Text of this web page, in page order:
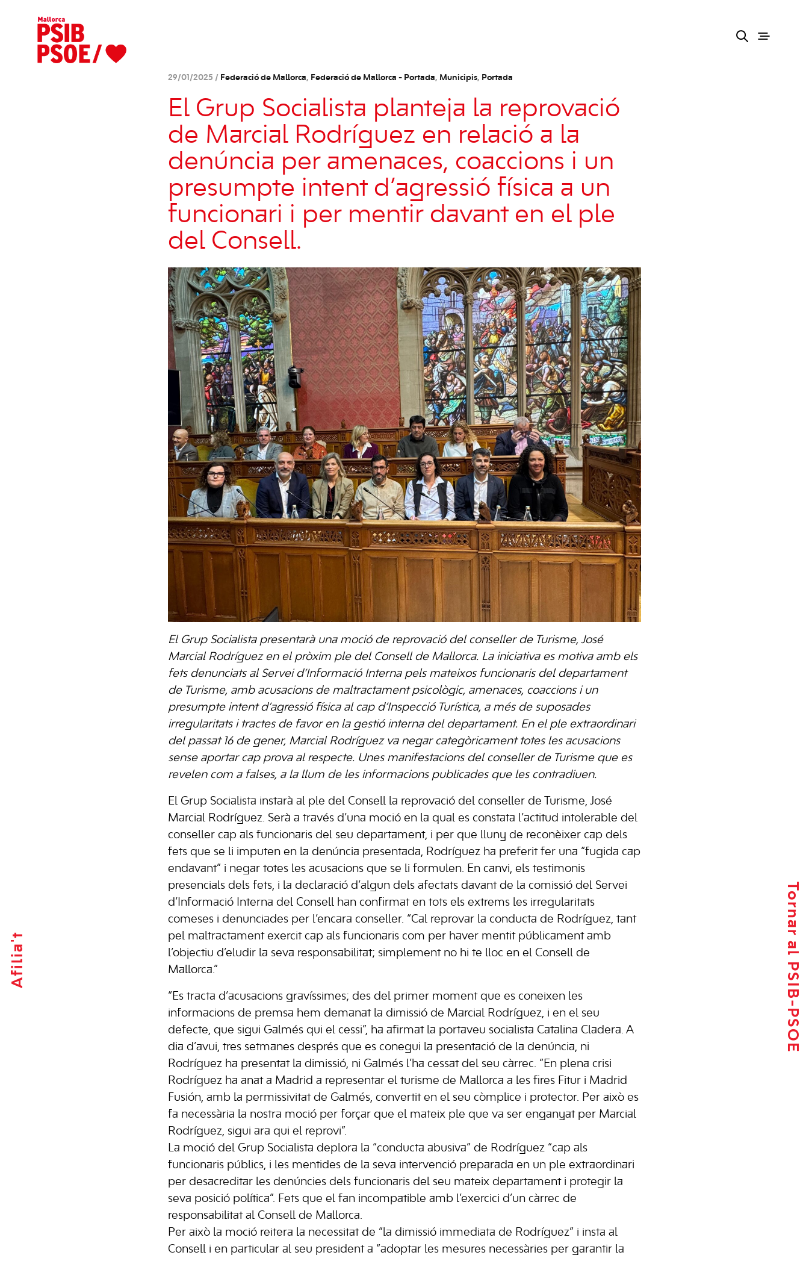
Afilia't Tornar al PSIB-PSOE
29/01/2025 / Federació de Mallorca, Federació de Mallorca - Portada, Municipis, Portada
El Grup Socialista planteja la reprovació
de Marcial Rodríguez en relació a la
denúncia per amenaces, coaccions i un
presumpte intent d’agressió física a un
funcionari i per mentir davant en el ple
del Consell.
El Grup Socialista presentarà una moció de reprovació del conseller de Turisme, José
Marcial Rodríguez en el pròxim ple del Consell de Mallorca. La iniciativa es motiva amb els
fets denunciats al Servei d’Informació Interna pels mateixos funcionaris del departament
de Turisme, amb acusacions de maltractament psicològic, amenaces, coaccions i un
presumpte intent d’agressió física al cap d’Inspecció Turística, a més de suposades
irregularitats i tractes de favor en la gestió interna del departament. En el ple extraordinari
del passat 16 de gener, Marcial Rodríguez va negar categòricament totes les acusacions
sense aportar cap prova al respecte. Unes manifestacions del conseller de Turisme que es
revelen com a falses, a la llum de les informacions publicades que les contradiuen.
El Grup Socialista instarà al ple del Consell la reprovació del conseller de Turisme, José
Marcial Rodríguez. Serà a través d’una moció en la qual es constata l’actitud intolerable del
conseller cap als funcionaris del seu departament, i per que lluny de reconèixer cap dels
fets que se li imputen en la denúncia presentada, Rodríguez ha preferit fer una “fugida cap
endavant” i negar totes les acusacions que se li formulen. En canvi, els testimonis
presencials dels fets, i la declaració d’algun dels afectats davant de la comissió del Servei
d’Informació Interna del Consell han confirmat en tots els extrems les irregularitats
comeses i denunciades per l’encara conseller. “Cal reprovar la conducta de Rodríguez, tant
pel maltractament exercit cap als funcionaris com per haver mentit públicament amb
l’objectiu d’eludir la seva responsabilitat; simplement no hi te lloc en el Consell de
Mallorca.”
“Es tracta d’acusacions gravíssimes; des del primer moment que es coneixen les
informacions de premsa hem demanat la dimissió de Marcial Rodríguez, i en el seu
defecte, que sigui Galmés qui el cessi”, ha afirmat la portaveu socialista Catalina Cladera. A
dia d’avui, tres setmanes després que es conegui la presentació de la denúncia, ni
Rodríguez ha presentat la dimissió, ni Galmés l’ha cessat del seu càrrec. “En plena crisi
Rodríguez ha anat a Madrid a representar el turisme de Mallorca a les fires Fitur i Madrid
Fusión, amb la permissivitat de Galmés, convertit en el seu còmplice i protector. Per això es
fa necessària la nostra moció per forçar que el mateix ple que va ser enganyat per Marcial
Rodríguez, sigui ara qui el reprovi”.
La moció del Grup Socialista deplora la “conducta abusiva” de Rodríguez “cap als
funcionaris públics, i les mentides de la seva intervenció preparada en un ple extraordinari
per desacreditar les denúncies dels funcionaris del seu mateix departament i protegir la
seva posició política”. Fets que el fan incompatible amb l’exercici d’un càrrec de
responsabilitat al Consell de Mallorca.
Per això la moció reitera la necessitat de “la dimissió immediata de Rodríguez” i insta al
Consell i en particular al seu president a “adoptar les mesures necessàries per garantir la